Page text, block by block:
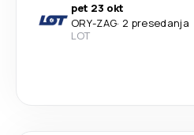
pet 23 okt
ORY-ZAG· 2 presedanja
LOT